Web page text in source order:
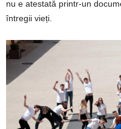
nu e atestată printr-un
întregii vieți.